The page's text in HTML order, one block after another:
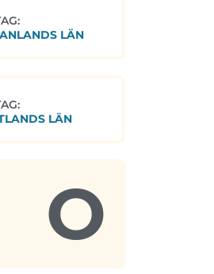
LÄN
LÄN
O